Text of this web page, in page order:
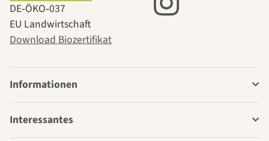
DE‑ÖKO‑037
EU Landwirtschaft
Download Biozertifikat
Informationen
Interessantes